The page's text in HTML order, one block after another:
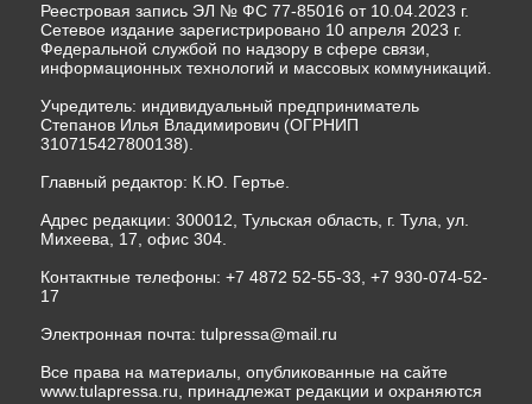
Реестровая запись ЭЛ № ФС 77-85016 от 10.04.2023 г.
Сетевое издание зарегистрировано 10 апреля 2023 г.
Федеральной службой по надзору в сфере связи,
информационных технологий и массовых коммуникаций.
Учредитель: индивидуальный предприниматель
Степанов Илья Владимирович (ОГРНИП
310715427800138).
Главный редактор: К.Ю. Гертье.
Адрес редакции: 300012, Тульская область, г. Тула, ул.
Михеева, 17, офис 304.
Контактные телефоны: +7 4872 52-55-33, +7 930-074-52-
17
Электронная почта: tulpressa@mail.ru
Все права на материалы, опубликованные на сайте
www.tulapressa.ru, принадлежат редакции и охраняются